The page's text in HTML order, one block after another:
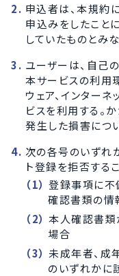
申込者は、本規約
申込みをしたこと
していたものとみな
ユーザーは、自己
本サービスの利用
ウェア、インター
ビスを利用する。
発生した損害につ
次の各号のいずれ
ト登録を拒否する
登録事項に不
確認書類の情
本人確認書類
場合
未成年者、成
のいずれかに